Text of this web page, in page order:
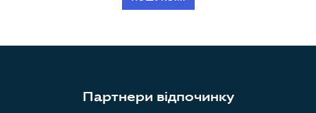
Партнери відпочинку